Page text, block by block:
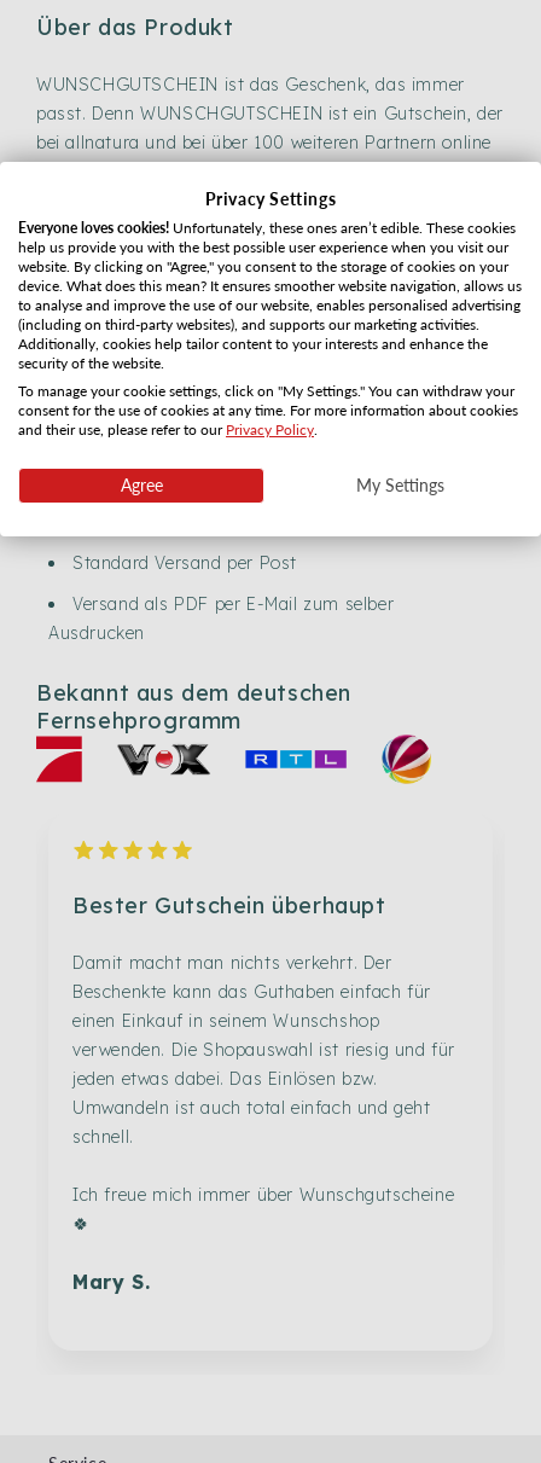
Über das Produkt
WUNSCHGUTSCHEIN ist das Geschenk, das immer
passt. Denn WUNSCHGUTSCHEIN ist ein Gutschein, der
bei allnatura und bei über 100 weiteren Partnern online
Auswahl und du liegst mit deinem Geschenk immer
richtig. Wähle eins aus vier kostenlosen Motiven und aus
Gutscheinbeträgen in Höhe von 20, 30, 50, 100, 150
und 200 CHF.
Mit einem Geschenkgutschein für allnatura im
Gutscheinwert von 20 bis 200 CHF inklusive
kostenloser Geschenkkarte hast du das perfekte
Geschenk für jeden Anlass. Du kannst jedem Gutschein
Standard Versand per Post
Versand als PDF per E-Mail zum selber
Ausdrucken
Bekannt aus dem deutschen
Fernsehprogramm
Bester Gutschein überhaupt
Damit macht man nichts verkehrt. Der
Beschenkte kann das Guthaben einfach für
einen Einkauf in seinem Wunschshop
verwenden. Die Shopauswahl ist riesig und für
jeden etwas dabei. Das Einlösen bzw.
Umwandeln ist auch total einfach und geht
schnell.
Ich freue mich immer über Wunschgutscheine
🍀
Mary S.
Privacy Settings
Everyone loves cookies! Unfortunately, these ones aren’t edible. These cookies
help us provide you with the best possible user experience when you visit our
website. By clicking on "Agree," you consent to the storage of cookies on your
device. What does this mean? It ensures smoother website navigation, allows us
to analyse and improve the use of our website, enables personalised advertising
(including on third-party websites), and supports our marketing activities.
Additionally, cookies help tailor content to your interests and enhance the
security of the website.
To manage your cookie settings, click on "My Settings." You can withdraw your
consent for the use of cookies at any time. For more information about cookies
and their use, please refer to our Privacy Policy
Agree My Settings